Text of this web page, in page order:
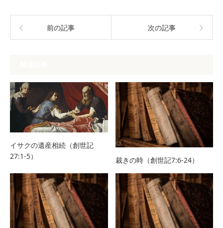
前の記事 次の記事
イサクの遺産相続（創世記
27:1-5）
裁きの時（創世記7:6-24）